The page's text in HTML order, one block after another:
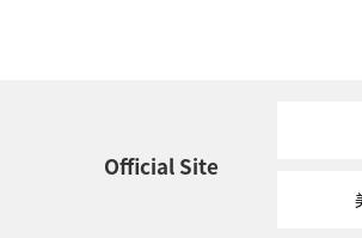
Official Site